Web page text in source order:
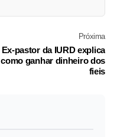
Próxima
Ex-pastor da IURD explica
como ganhar dinheiro dos
fieis